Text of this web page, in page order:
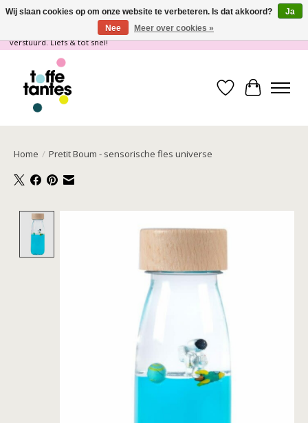
Wij gaan op vakantie! vanaf 4 juli t/m 21 juli worden er geen pakketjes
verstuurd. Liefs & tot snel!
Verlanglijst
Home / Pretit Boum - sensorische fles universe
Wij slaan cookies op om onze website te verbeteren. Is dat akkoord?
Ja
Nee
Meer over cookies »